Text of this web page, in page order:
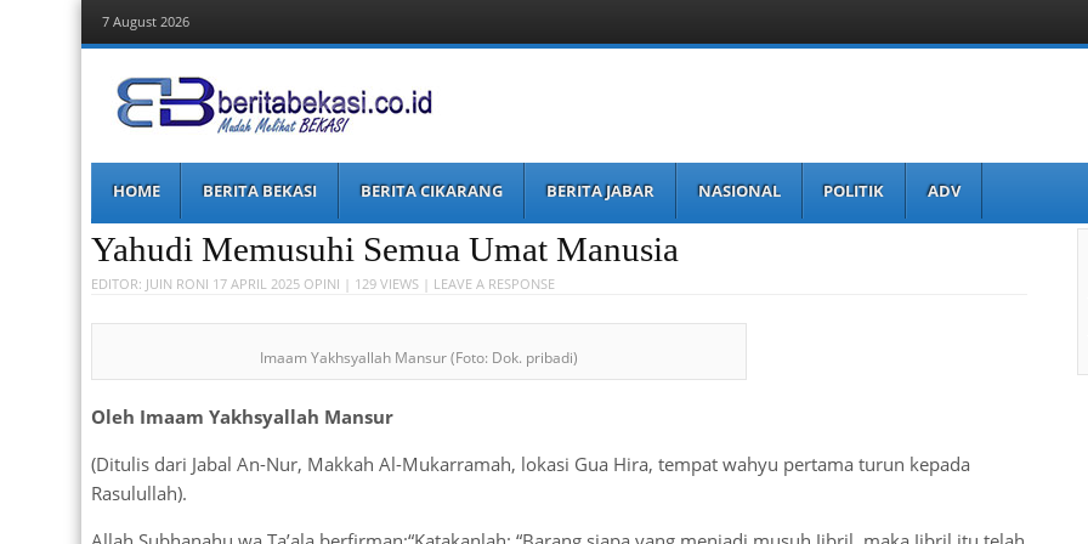
7 August 2026
Berita Bekasi
Mudah Melihat Bekasi
Menu
content
HOME BERITA BEKASI BERITA CIKARANG BERITA JABAR NASIONAL POLITIK ADV
Yahudi Memusuhi Semua Umat Manusia
EDITOR: JUIN RONI 17 APRIL 2025 OPINI | 129 VIEWS | LEAVE A RESPONSE
Imaam Yakhsyallah Mansur (Foto: Dok. pribadi)
Oleh Imaam Yakhsyallah Mansur
(Ditulis dari Jabal An-Nur, Makkah Al-Mukarramah, lokasi Gua Hira, tempat wahyu pertama turun kepada
Rasulullah).